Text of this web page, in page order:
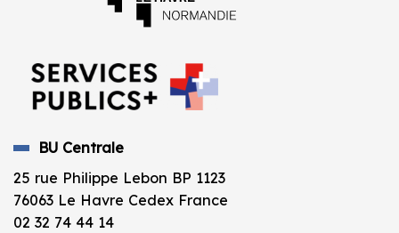
BU Centrale
25 rue Philippe Lebon BP 1123
76063 Le Havre Cedex France
02 32 74 44 14